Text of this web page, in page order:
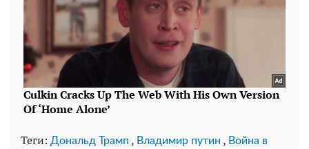
Теги: Дональд Трамп , Владимир путин , Война в